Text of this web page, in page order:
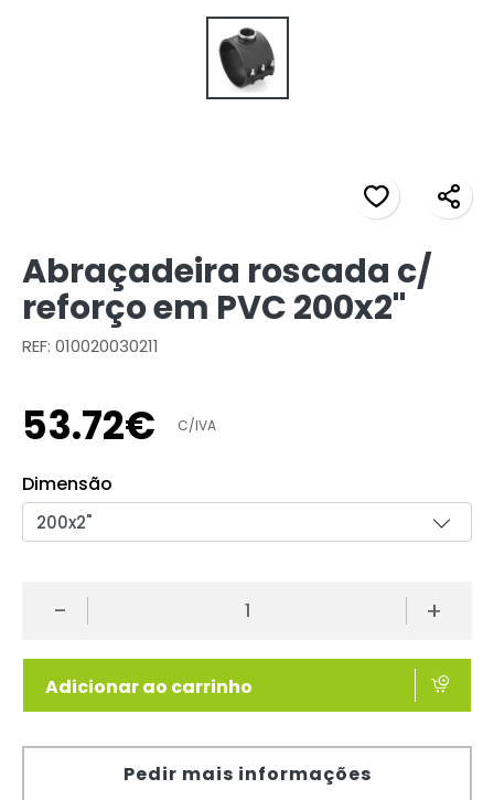
Abraçadeira roscada c/
reforço em PVC 200x2"
REF: 010020030211
53.72€ C/IVA
Dimensão
- +
Adicionar ao carrinho
Pedir mais informações